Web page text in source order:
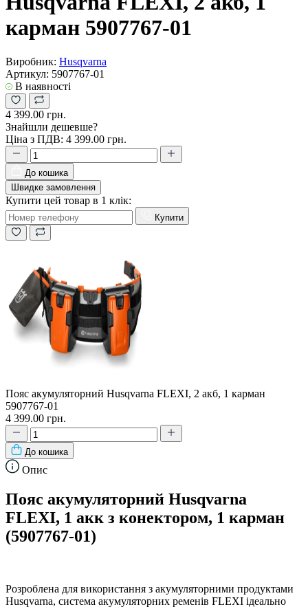
карман 5907767-01
Виробник: Husqvarna
Артикул: 5907767-01
В наявності
4 399.00 грн.
Знайшли дешевше?
Ціна з ПДВ: 4 399.00 грн.
До кошика
Швидке замовлення
Купити цей товар в 1 клік:
Купити
Пояс акумуляторний Husqvarna FLEXI, 2 акб, 1 карман
5907767-01
4 399.00 грн.
До кошика
Опис
Пояс акумуляторний Husqvarna
FLEXI, 1 акк з конектором, 1 карман
(5907767-01)
Розроблена для використання з акумуляторними продуктами
Husqvarna, система акумуляторних ременів FLEXI ідеально